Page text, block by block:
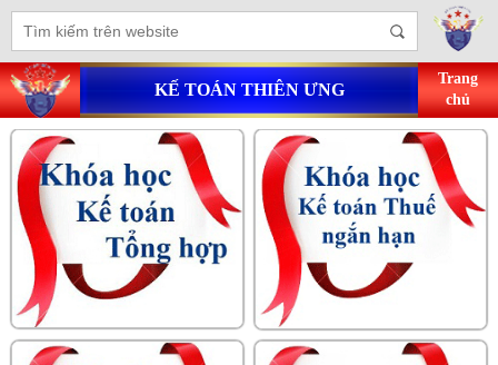
KẾ TOÁN THIÊN ƯNG
Trang
chủ